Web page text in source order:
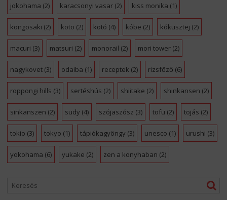
jokohama (2) karacsonyi vasar(2) kiss monika (1)
kongosaki (2) koto (2) kotó (4) kóbe (2) kókusztej (2)
macuri (3) matsuri (2) monorail (2) mori tower(2)
nagykovet(3) odaiba (1) receptek (2) rizsfőző (6)
roppongi hills (3) sertéshús (2) shiitake (2) shinkansen (2)
sinkanszen (2) sudy (4) szójaszósz (3) tofu (2) tojás (2)
tokio (3) tokyo (1) tápiókagyöngy (3) unesco (1) urushi (3)
yokohama (6) yukake (2) zen a konyhaban (2)